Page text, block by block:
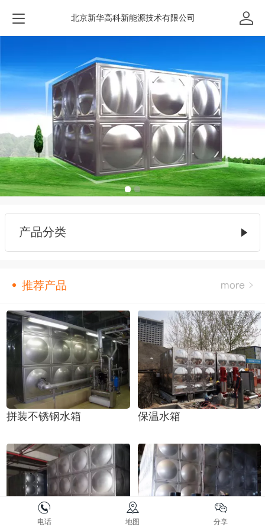
北京新华高科新能源技术有限公司
产品分类
推荐产品
拼装不锈钢水箱 保温水箱
电话 地图 分享